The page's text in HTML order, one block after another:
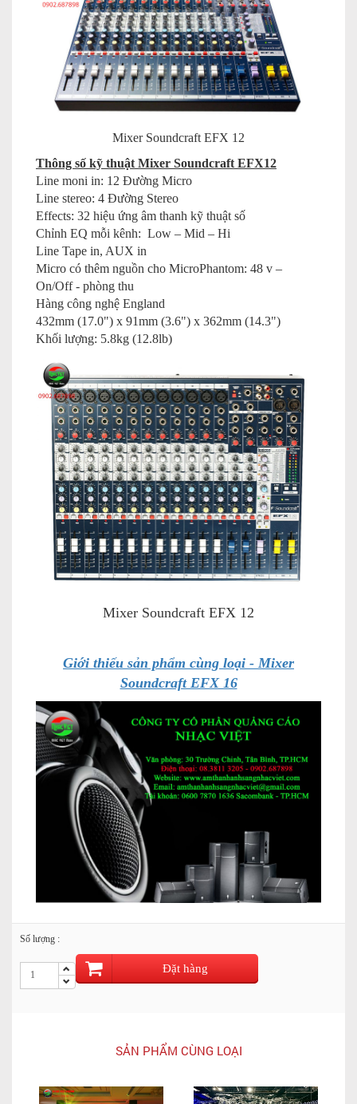
Mixer Soundcraft EFX 12
Thông số kỹ thuật Mixer Soundcraft EFX12
Line moni in: 12 Đường Micro
Line stereo: 4 Đường Stereo
Effects: 32 hiệu ứng âm thanh kỹ thuật số
Chỉnh EQ mỗi kênh: Low – Mid – Hi
Line Tape in, AUX in
Micro có thêm nguồn cho MicroPhantom: 48 v –
On/Off - phòng thu
Hàng công nghệ England
432mm (17.0") x 91mm (3.6") x 362mm (14.3")
Khối lượng: 5.8kg (12.8lb)
Mixer Soundcraft EFX 12
Giới thiếu sản phẩm cùng loại - Mixer
Soundcraft EFX 16
Số lượng :
Đặt hàng
SẢN PHẨM CÙNG LOẠI